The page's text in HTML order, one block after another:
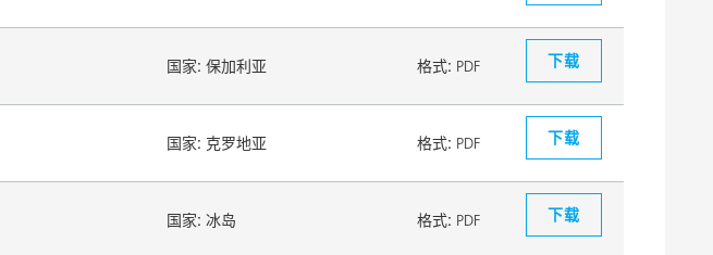
国家: 保加利亚 格式: PDF 下载
国家: 克罗地亚 格式: PDF 下载
国家: 冰岛 格式: PDF 下载